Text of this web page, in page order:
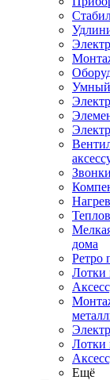
Звонки
дома
Ретро
Лотки
Лотки
Ещё